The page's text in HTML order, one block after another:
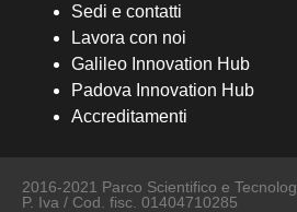
Sedi e contatti
Lavora con noi
Galileo Innovation Hub
Padova Innovation Hub
Accreditamenti
2016-2021 Parco Scientifico e
P. Iva / Cod. fisc. 01404710285